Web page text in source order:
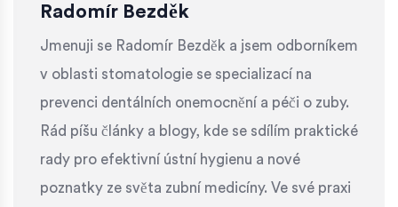
Radomír Bezděk
Jmenuji se Radomír Bezděk a jsem odborníkem
v oblasti stomatologie se specializací na
prevenci dentálních onemocnění a péči o zuby.
Rád píšu články a blogy, kde se sdílím praktické
rady pro efektivní ústní hygienu a nové
poznatky ze světa zubní medicíny. Ve své praxi